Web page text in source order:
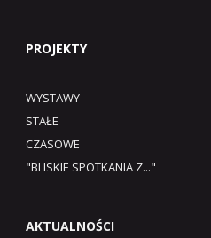
PROJEKTY
WYSTAWY
STAŁE
CZASOWE
"BLISKIE SPOTKANIA Z..."
AKTUALNOŚCI